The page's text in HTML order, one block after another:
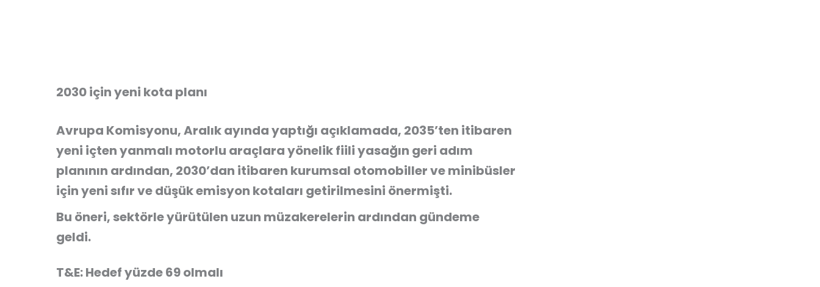
2030 için yeni kota planı
Avrupa Komisyonu, Aralık ayında yaptığı açıklamada, 2035’ten itibaren
yeni içten yanmalı motorlu araçlara yönelik fiili yasağın geri adım
planının ardından, 2030’dan itibaren kurumsal otomobiller ve minibüsler
için yeni sıfır ve düşük emisyon kotaları getirilmesini önermişti.
Bu öneri, sektörle yürütülen uzun müzakerelerin ardından gündeme
geldi.
T&E: Hedef yüzde 69 olmalı